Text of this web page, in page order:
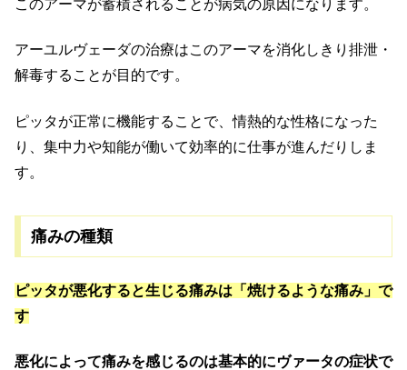
このアーマが蓄積されることが病気の原因になります。
アーユルヴェーダの治療はこのアーマを消化しきり排泄・
解毒することが目的です。
ピッタが正常に機能することで、情熱的な性格になった
り、集中力や知能が働いて効率的に仕事が進んだりしま
す。
痛みの種類
ピッタが悪化すると生じる痛みは「焼けるような痛み」で
す
悪化によって痛みを感じるのは基本的にヴァータの症状で